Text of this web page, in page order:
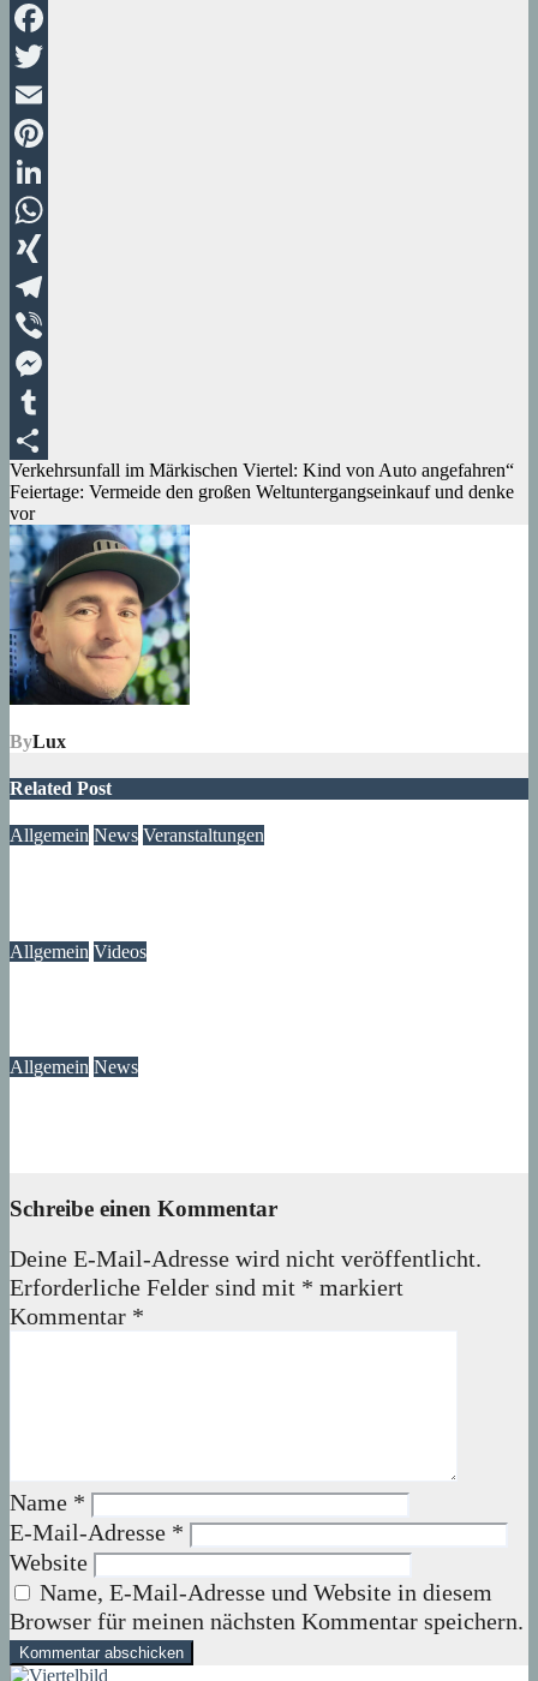
Facebook
Twitter
Email
Pinterest
LinkedIn
WhatsApp
XING
Telegram
Viber
Messenger
Tumblr
Teilen
Beitragsnavigation
Verkehrsunfall im Märkischen Viertel: Kind von Auto angefahren“
Feiertage: Vermeide den großen Weltuntergangseinkauf und denke
vor
ByLux
Related Post
Allgemein News Veranstaltungen
Allgemein Videos
Allgemein News
Schreibe einen Kommentar
Deine E-Mail-Adresse wird nicht veröffentlicht.
Erforderliche Felder sind mit * markiert
Kommentar *
Name *
E-Mail-Adresse *
Website
Name, E-Mail-Adresse und Website in diesem
Browser für meinen nächsten Kommentar speichern.